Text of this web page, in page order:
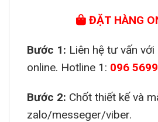
ĐẶT HÀNG
Bước 1: Liên hệ tư vấn với
online. Hotline 1: 096
Bước 2: Chốt thiết kế và
zalo/messeger/viber.